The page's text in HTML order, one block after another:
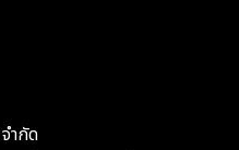
ำกัด